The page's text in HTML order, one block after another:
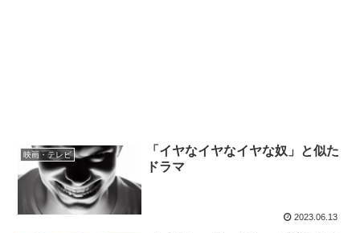
映画・テレビ
「イヤなイヤなイヤな奴」と似た
ドラマ
2023.06.13